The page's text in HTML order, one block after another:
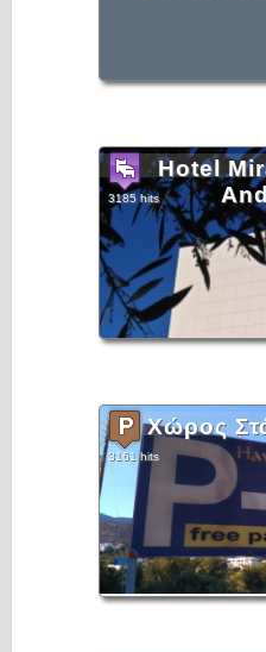
Hotel
3185 hits
Χώρος
3161 hits